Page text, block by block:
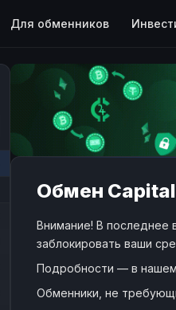
Для обменников
Обмен
Внимание! В последнее
заблокировать ваши
Подробности — в нашем
Обменники, не